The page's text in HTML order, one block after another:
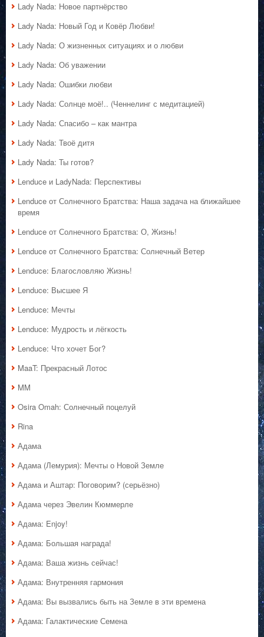
Lady Nada: Новое партнёрство
Lady Nada: Новый Год и Ковёр Любви!
Lady Nada: О жизненных ситуациях и о любви
Lady Nada: Об уважении
Lady Nada: Ошибки любви
Lady Nada: Солнце моё!.. (Ченнелинг с медитацией)
Lady Nada: Спасибо – как мантра
Lady Nada: Твоё дитя
Lady Nada: Ты готов?
Lenduce и LadyNada: Перспективы
Lenduce от Солнечного Братства: Наша задача на ближайшее
время
Lenduce от Солнечного Братства: О, Жизнь!
Lenduce от Солнечного Братства: Солнечный Ветер
Lenduce: Благословляю Жизнь!
Lenduce: Высшее Я
Lenduce: Мечты
Lenduce: Мудрость и лёгкость
Lenduce: Что хочет Бог?
MaaT: Прекрасный Лотос
MM
Osira Omah: Солнечный поцелуй
Rina
Адама
Адама (Лемурия): Мечты о Новой Земле
Адама и Аштар: Поговорим? (серьёзно)
Адама через Эвелин Кюммерле
Адама: Enjoy!
Адама: Большая награда!
Адама: Ваша жизнь сейчас!
Адама: Внутренняя гармония
Адама: Вы вызвались быть на Земле в эти времена
Адама: Галактические Семена